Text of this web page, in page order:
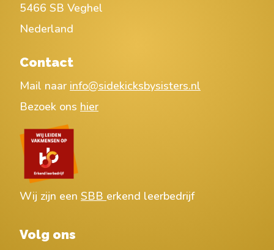
5466 SB Veghel
Nederland
Contact
Mail naar info@sidekicksbysisters.nl
Bezoek ons hier
Wij zijn een SBB erkend leerbedrijf
Volg ons